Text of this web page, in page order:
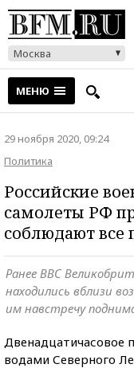
Москва
МЕНЮ
29 ноября 2020, 09:24
Политика
Российские
самолеты РФ
соблюдают все
Ранее ВВС
находились вблизи
им навстречу
Двенадцатичасовое
водами Северного